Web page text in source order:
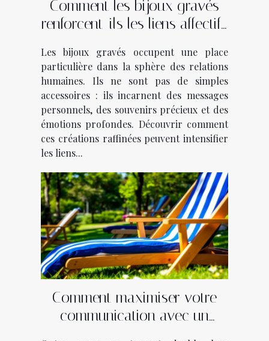
Comment les bijoux gravés
renforcent-ils les liens affectifs
Les bijoux gravés occupent une place
particulière dans la sphère des relations
humaines. Ils ne sont pas de simples
accessoires : ils incarnent des messages
personnels, des souvenirs précieux et des
émotions profondes. Découvrir comment
ces créations raffinées peuvent intensifier
les liens...
Comment maximiser votre
communication avec un